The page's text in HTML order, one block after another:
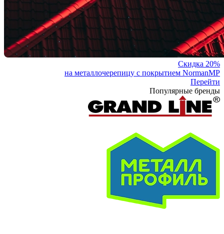
Скидка 20%
на металлочерепицу с покрытием NormanMP
Перейти
Популярные бренды